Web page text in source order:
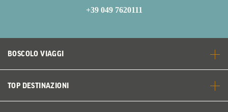
+39 049 7620111
BOSCOLO VIAGGI
TOP DESTINAZIONI